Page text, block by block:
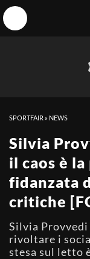
SPORTFAIR » NEWS
Silvia
il caos è
fidanzata
critiche
Silvia
rivoltare i
stesa sul letto